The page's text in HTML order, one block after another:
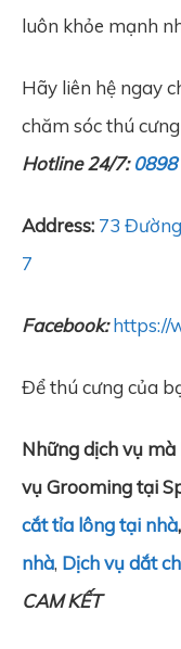
luôn khỏe mạnh
Hãy liên hệ ngay
chăm sóc thú
Hotline 24/7:
Address: 73
7
Facebook: https://
Để thú cưng của
Những dịch vụ mà
vụ Grooming tại
cắt tỉa lông tại nhà,
nhà, Dịch vụ dắt
CAM KẾT